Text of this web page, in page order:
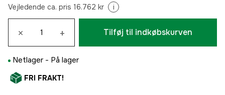
Vejledende ca. pris 16.762 kr i
× + Tilføj til indkøbskurven
Netlager - På lager
FRI FRAKT!